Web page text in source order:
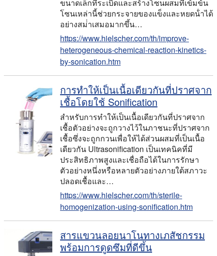
ขนาดเล็กที่ระเบิดและสร้างโซนผสมที่เข้มข้น
โซนเหล่านี้ช่วยกระจายของแข็งและหยดน้ําได้
อย่างสม่ําเสมอมากขึ้น…
https://www.hielscher.com/th/improve-
heterogeneous-chemical-reaction-kinetics-
by-sonication.htm
การทําให้เป็นเนื้อเดียวกันที่ปราศจาก
เชื้อโดยใช้ Sonification
สําหรับการทําให้เป็นเนื้อเดียวกันที่ปราศจาก
เชื้อตัวอย่างจะถูกวางไว้ในภาชนะที่ปราศจาก
เชื้อซึ่งจะถูกกวนเพื่อให้ได้ส่วนผสมที่เป็นเนื้อ
เดียวกัน Ultrasonification เป็นเทคนิคที่มี
ประสิทธิภาพสูงและเชื่อถือได้ในการรักษา
ตัวอย่างหนึ่งหรือหลายตัวอย่างภายใต้สภาวะ
ปลอดเชื้อและ…
https://www.hielscher.com/th/sterile-
homogenization-using-sonification.htm
สารแขวนลอยนาโนทางเภสัชกรรม
พร้อมการดูดซึมที่ดีขึ้น